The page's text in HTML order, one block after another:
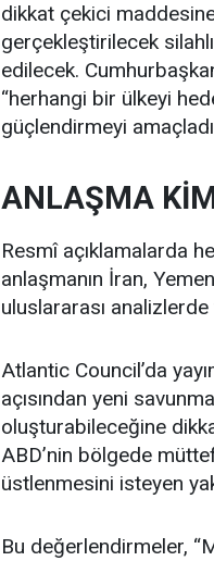
dikkat çekici
gerçekleştirilecek
edilecek.
“herhangi bir ülkeyi
güçlendirmeyi
ANLAŞMA
Resmî açıklamalarda
anlaşmanın İran,
uluslararası analizlerde
Atlantic Council’da
açısından yeni savunma
oluşturabileceğine
ABD’nin bölgede
üstlenmesini isteyen
Bu değerlendirmeler,